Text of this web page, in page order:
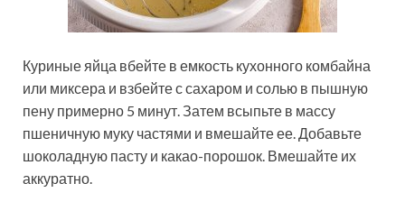
Куриные яйца вбейте в емкость кухонного комбайна
или миксера и взбейте с сахаром и солью в пышную
пену примерно 5 минут. Затем всыпьте в массу
пшеничную муку частями и вмешайте ее. Добавьте
шоколадную пасту и какао-порошок. Вмешайте их
аккуратно.